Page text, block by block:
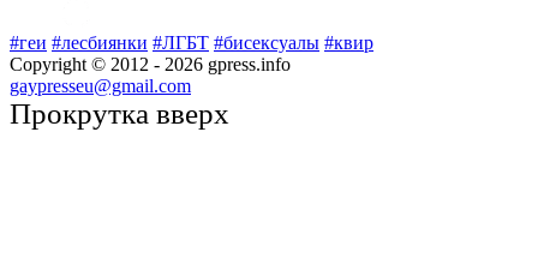
#геи #лесбиянки #ЛГБТ #бисексуалы #квир
Copyright © 2012 - 2026 gpress.info
gaypresseu@gmail.com
Прокрутка вверх